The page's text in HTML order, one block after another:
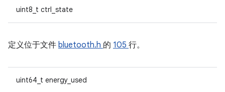
uint8_t ctrl_state
定义位于文件 bluetooth.h 的 105 行。
uint64_t energy_used